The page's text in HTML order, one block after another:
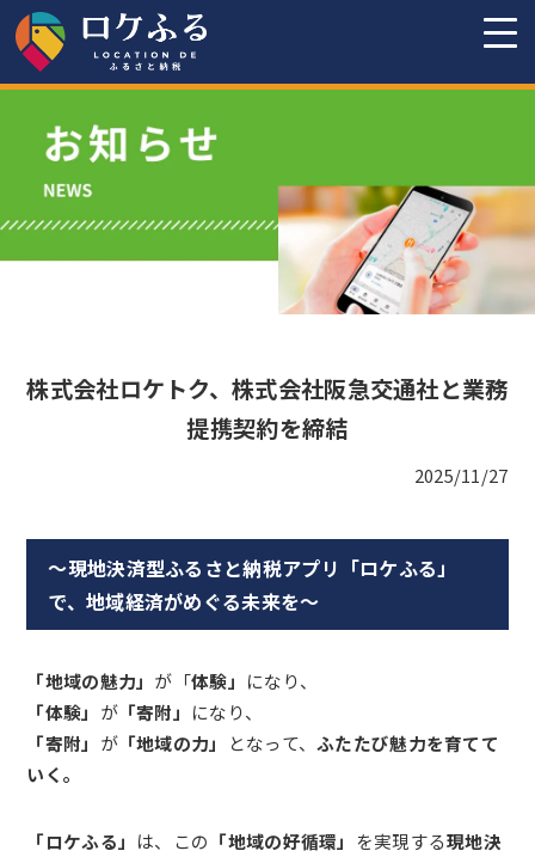
株式会社ロケトク、株式会社阪急交通社と業務
提携契約を締結
2025/11/27
～現地決済型ふるさと納税アプリ「ロケふる」
で、地域経済がめぐる未来を～
「地域の魅力」 が「体験」 になり、
「体験」 が「寄附」 になり、
「寄附」 が「地域の力」 となって、ふたたび魅力を育てて
いく。
「ロケふる」 は、この 「地域の好循環」 を実現する現地決